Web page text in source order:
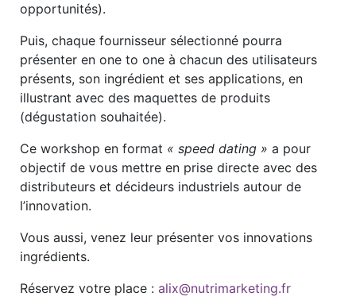
opportunités).
Puis, chaque fournisseur sélectionné pourra
présenter en one to one à chacun des utilisateurs
présents, son ingrédient et ses applications, en
illustrant avec des maquettes de produits
(dégustation souhaitée).
Ce workshop en format « speed dating » a pour
objectif de vous mettre en prise directe avec des
distributeurs et décideurs industriels autour de
l’innovation.
Vous aussi, venez leur présenter vos innovations
ingrédients.
Réservez votre place : alix@nutrimarketing.fr